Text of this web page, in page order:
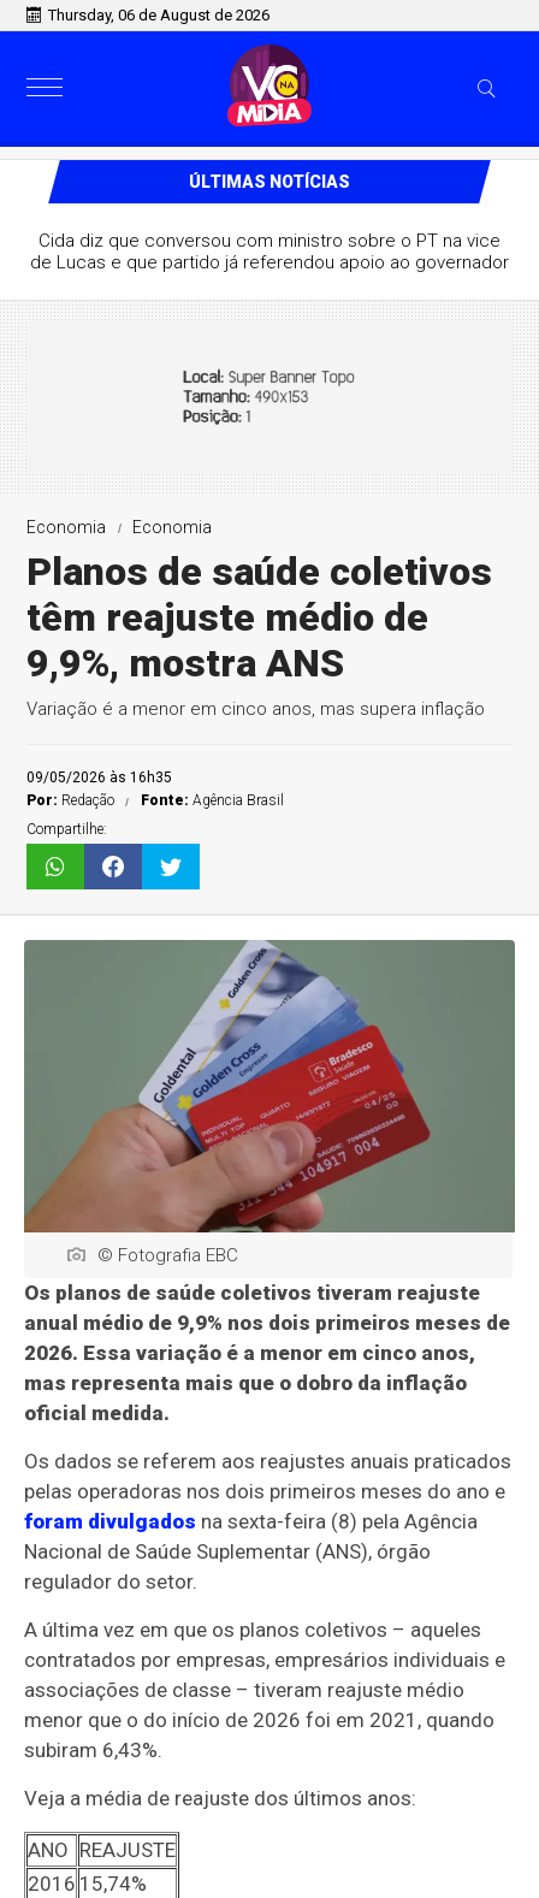
Thursday, 06 de August de 2026
ÚLTIMAS NOTÍCIAS
Na PB, ministro de Lula destaca aliança com Lucas e
afirma que grupo pode vencer eleição no 1º turno
Economia Economia
Planos de saúde coletivos
têm reajuste médio de
9,9%, mostra ANS
Variação é a menor em cinco anos, mas supera inflação
09/05/2026 às 16h35
Por: Redação Fonte:Agência Brasil
Compartilhe:
© Fotografia EBC
Os planos de saúde coletivos tiveram reajuste
anual médio de 9,9% nos dois primeiros meses de
2026. Essa variação é a menor em cinco anos,
mas representa mais que o dobro da inflação
oficial medida.
Os dados se referem aos reajustes anuais praticados
pelas operadoras nos dois primeiros meses do ano e
foram divulgados na sexta-feira (8) pela Agência
Nacional de Saúde Suplementar (ANS), órgão
regulador do setor.
A última vez em que os planos coletivos – aqueles
contratados por empresas, empresários individuais e
associações de classe – tiveram reajuste médio
menor que o do início de 2026 foi em 2021, quando
subiram 6,43%.
Veja a média de reajuste dos últimos anos:
ANO REAJUSTE
2016 15,74%